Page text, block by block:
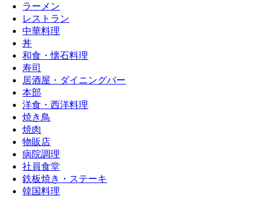
ラーメン
レストラン
中華料理
丼
和食・懐石料理
寿司
居酒屋・ダイニングバー
本部
洋食・西洋料理
焼き鳥
焼肉
物販店
病院調理
社員食堂
鉄板焼き・ステーキ
韓国料理